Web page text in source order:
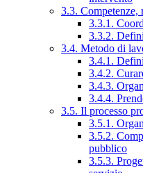
3.3.
3.3.1.
3.3.2.
3.4. Metodo di
3.4.1.
3.4.2.
3.4.3.
3.4.4.
3.5. Il processo
3.5.1.
3.5.2.
pubblico
3.5.3.